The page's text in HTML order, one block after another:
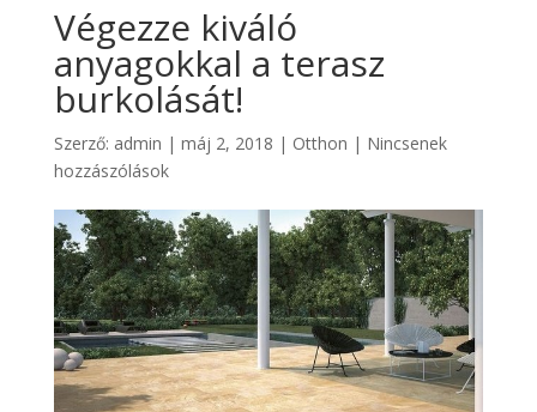
Végezze kiváló
anyagokkal a terasz
burkolását!
Szerző: admin | máj 2, 2018 | Otthon | Nincsenek
hozzászólások